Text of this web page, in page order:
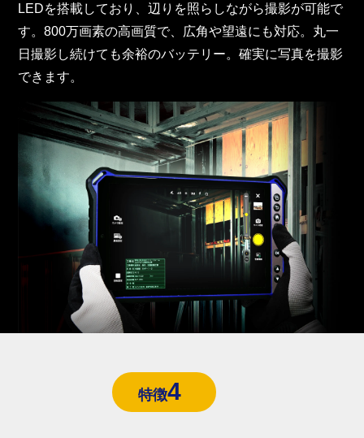
LEDを搭載しており、辺りを照らしながら撮影が可能で
す。800万画素の高画質で、広角や望遠にも対応。丸一
日撮影し続けても余裕のバッテリー。確実に写真を撮影
できます。
特徴4